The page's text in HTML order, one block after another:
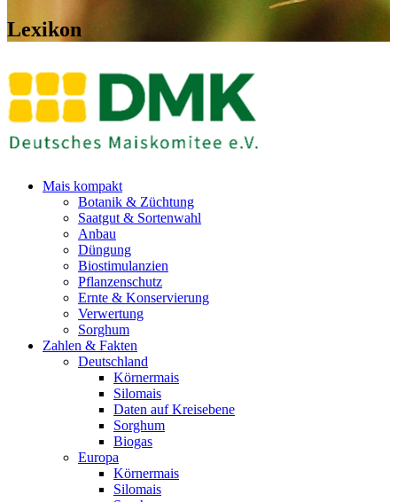
Lexikon
Mais kompakt
Botanik & Züchtung
Saatgut & Sortenwahl
Anbau
Düngung
Biostimulanzien
Pflanzenschutz
Ernte & Konservierung
Verwertung
Sorghum
Zahlen & Fakten
Deutschland
Körnermais
Silomais
Daten auf Kreisebene
Sorghum
Biogas
Europa
Körnermais
Silomais